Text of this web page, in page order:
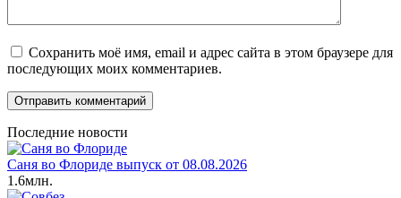
Сохранить моё имя, email и адрес сайта в этом браузере для
последующих моих комментариев.
Последние новости
Саня во Флориде выпуск от 08.08.2026
1.6млн.